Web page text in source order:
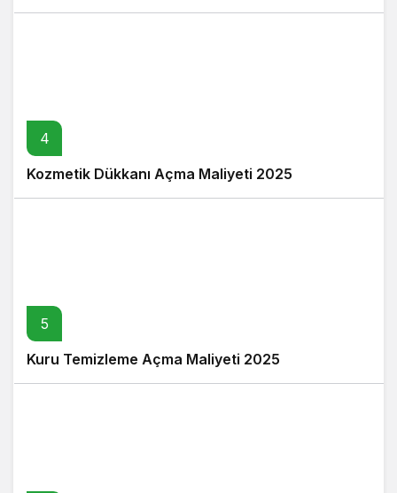
4
Kozmetik Dükkanı Açma Maliyeti 2025
5
Kuru Temizleme Açma Maliyeti 2025